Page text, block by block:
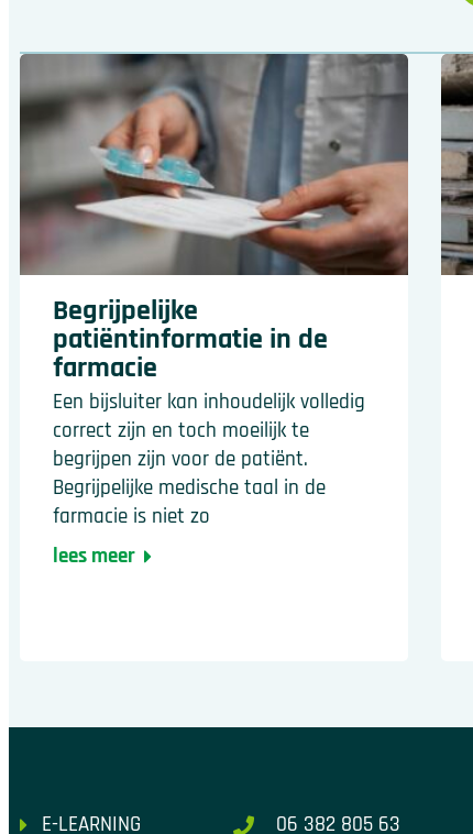
Begrijpelijke
patiëntinformatie in de
farmacie
Een bijsluiter kan inhoudelijk volledig
correct zijn en toch moeilijk te
begrijpen zijn voor de patiënt.
Begrijpelijke medische taal in de
farmacie is niet zo
lees meer
E-LEARNING 06 382 805 63